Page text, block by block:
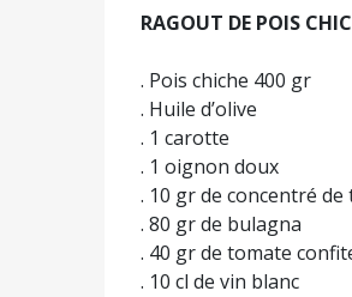
RAGOUT DE POIS
. Pois chiche 400 gr
. Huile d’olive
. 1 carotte
. 1 oignon doux
. 10 gr de concentré de
. 80 gr de bulagna
. 40 gr de tomate
. 10 cl de vin blanc